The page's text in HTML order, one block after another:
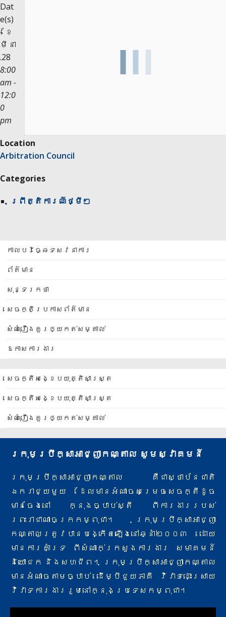
Dat
e(s)
- ខែ
មីនា
.28
8:00
am -
12:0
0
pm
Location
Arbitration Council
Categories
ព្រឹត្តិការណ៍ថ្មីៗ
កាលបរិច្ឆេទសវនាការ
ព័ត៌មាន
សុន្ទរកថា
សេចក្តីប្រកាសព័ត៌មាន
សំណុំរឿងគួរឲ្យកត់សម្គាល់
ឱកាសការងារ
សេចក្តីសង្ខេបយុត្តិសាស្ត្រ
សេចក្តីសង្ខេបយុត្តិសាស្ត្រ
សំណុំរឿងគួរឲ្យកត់សម្គាល់
ក្រុមប្រឹក្សាអាជ្ញាកណ្តាល សូមស្វាគមន៍
ក្រុមប្រឹក្សាអាជ្ញាកណ្តាល គឺជាស្ថាប័នជាតិ
ឯករាជ្យមួយ ដែលមានអំណាចសម្រេចសេចក្តីដូច
មានចែងនៅ ក្នុងច្បាប់ស្តី ពីការងារ​របស់
ព្រះរាជាណាចក្រកម្ពុជា។ ក្រុមប្រឹក្សាអាជ្ញា
កណ្តាលត្រូវបានបង្កើតឡើងនៅឆ្នាំ២០០៣ ដោយ
មានការគាំទ្រ ពីសំណាក់​ក្រសួងការងារ សមាគមន៍
និយោជក និងសហជីព។ ក្រុមប្រឹក្សាអាជ្ញាកណ្តាល
មានអំណាចតាមច្បាប់ ដើម្បីជួយភាគី វិវាទ​ដោះស្រាយ
វិវាទការងាររួមនៅក្នុងប្រទេសកម្ពុជា។